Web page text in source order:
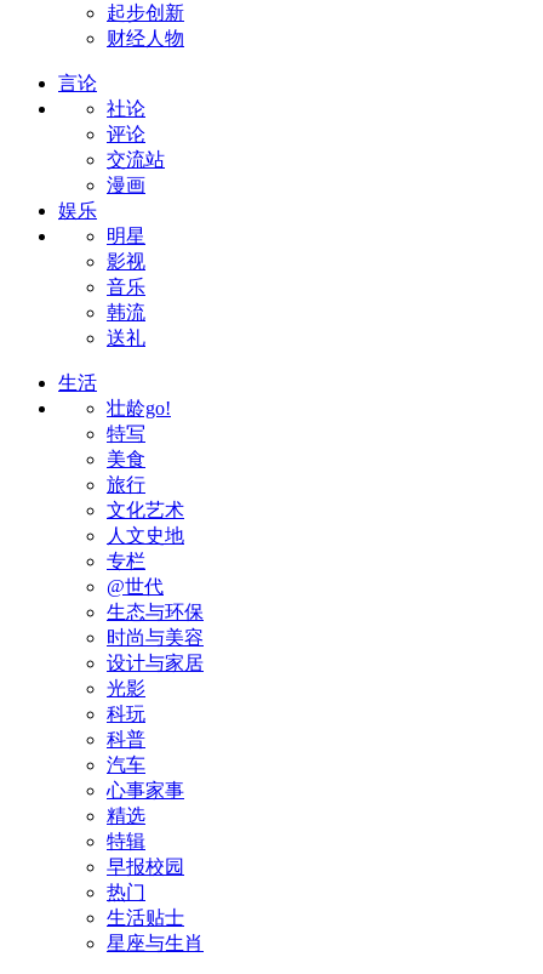
起步创新
财经人物
言论
社论
评论
交流站
漫画
娱乐
明星
影视
音乐
韩流
送礼
生活
壮龄go!
特写
美食
旅行
文化艺术
人文史地
专栏
@世代
生态与环保
时尚与美容
设计与家居
光影
科玩
科普
汽车
心事家事
精选
特辑
早报校园
热门
生活贴士
星座与生肖